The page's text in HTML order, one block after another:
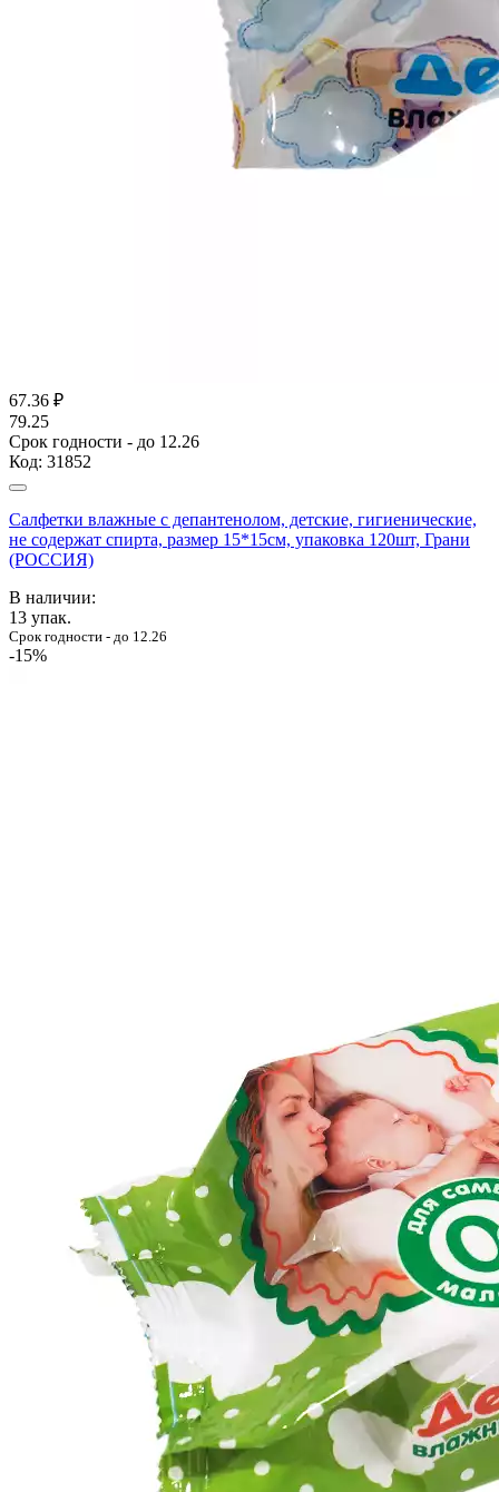
67.36 ₽
79.25
Срок годности - до 12.26
Код: 31852
Салфетки влажные с депантенолом, детские, гигиенические,
не содержат спирта, размер 15*15см, упаковка 120шт, Грани
(РОССИЯ)
В наличии:
13 упак.
Срок годности - до 12.26
-15%